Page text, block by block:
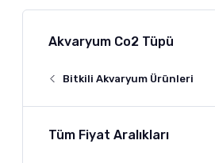
Akvaryum Co2 Tüpü
Bitkili Akvaryum Ürünleri
Tüm Fiyat Aralıkları